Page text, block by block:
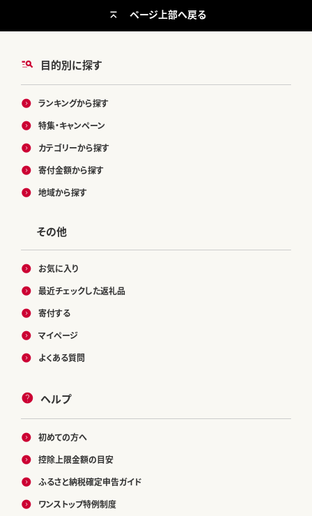
目的別に探す
ランキングから探す
特集・キャンペーン
カテゴリーから探す
寄付金額から探す
地域から探す
その他
お気に入り
最近チェックした返礼品
寄付する
マイページ
よくある質問
ヘルプ
初めての方へ
控除上限金額の目安
ふるさと納税確定申告ガイド
ワンストップ特例制度
ページ上部へ戻る